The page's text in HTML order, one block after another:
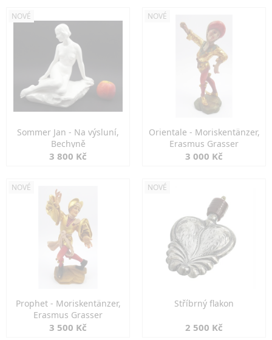
NOVÉ
Sommer Jan - Na výsluní,
Bechyně
3 800 Kč
NOVÉ
Orientale - Moriskentänzer,
Erasmus Grasser
3 000 Kč
NOVÉ
Prophet - Moriskentänzer,
Erasmus Grasser
3 500 Kč
NOVÉ
Stříbrný flakon
2 500 Kč